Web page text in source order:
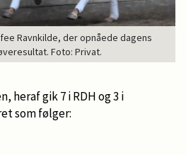
Ravnkilde, der opnåede dagens
Foto: Privat.
heraf gik 7 i RDH og 3 i
som følger: